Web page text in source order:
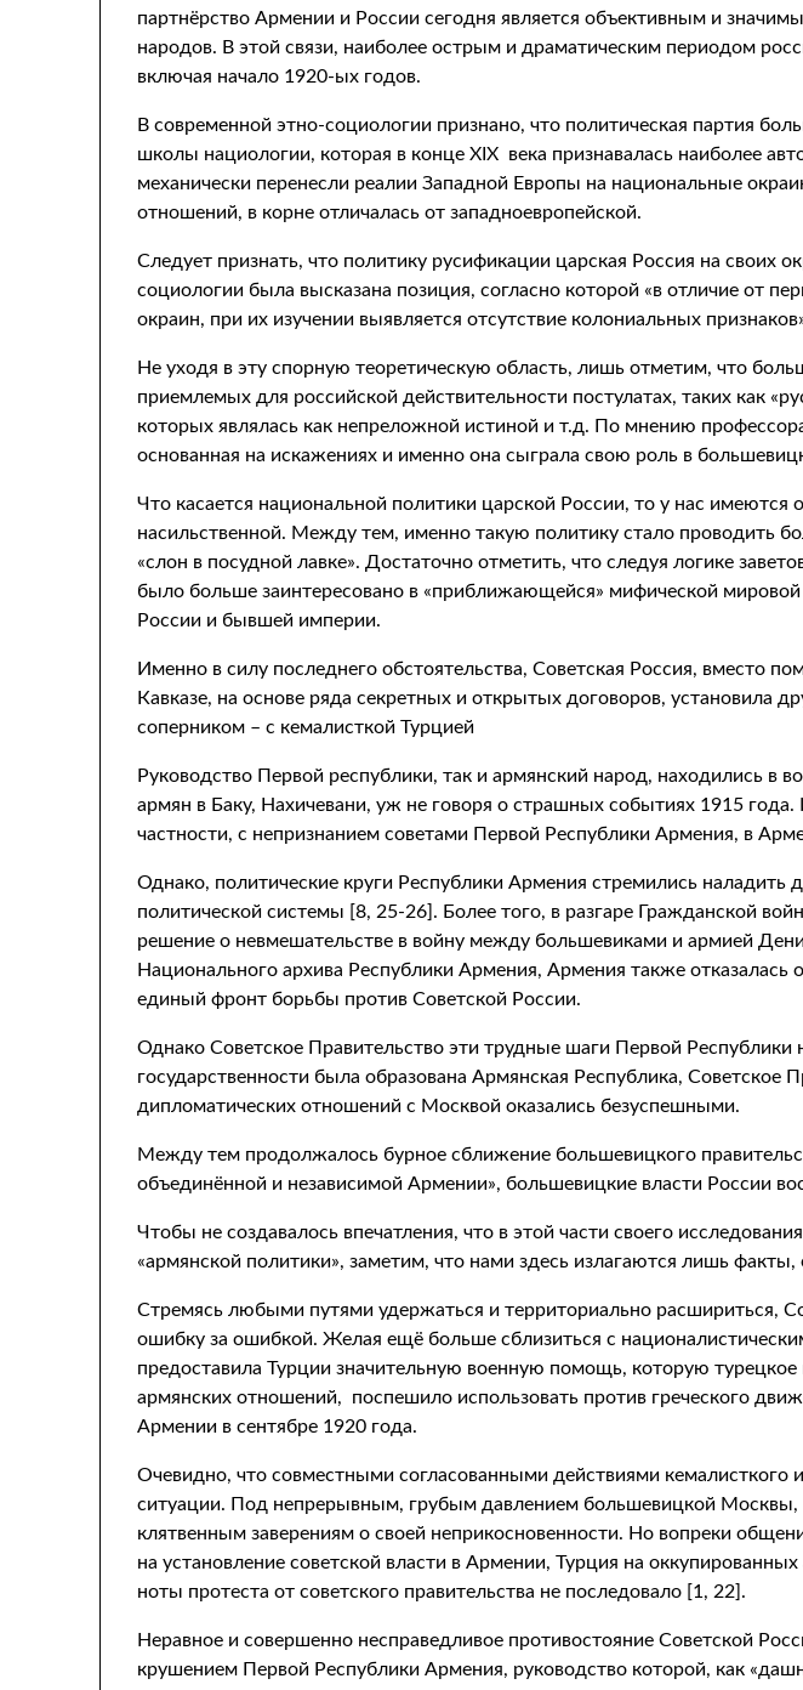
партнёрство Армении и России сегодня является объективным и
народов. В этой связи, наиболее острым и драматическим периодом
включая начало 1920-ых годов.
В современной этно-социологии признано, что политическая партия
школы нациологии, которая в конце XIX века признавалась наиболее
механически перенесли реалии Западной Европы на национальные
отношений, в корне отличалась от западноевропейской.
Следует признать, что политику русификации царская Россия на своих
социологии была высказана позиция, согласно которой «в отличие от
окраин, при их изучении выявляется отсутствие колониальных
Не уходя в эту спорную теоретическую область, лишь отметим, что
приемлемых для российской действительности постулатах, таких как
которых являлась как непреложной истиной и т.д. По мнению
основанная на искажениях и именно она сыграла свою роль в
Что касается национальной политики царской России, то у нас имеются
насильственной. Между тем, именно такую политику стало проводить
«слон в посудной лавке». Достаточно отметить, что следуя логике
было больше заинтересовано в «приближающейся» мифической
России и бывшей империи.
Именно в силу последнего обстоятельства, Советская Россия,
Кавказе, на основе ряда секретных и открытых договоров, установила
соперником – с кемалисткой Турцией
Руководство Первой республики, так и армянский народ, находились в
армян в Баку, Нахичевани, уж не говоря о страшных событиях 1915
частности, с непризнанием советами Первой Республики Армения, в
Однако, политические круги Республики Армения стремились наладить
политической системы [8, 25-26]. Более того, в разгаре Гражданской
решение о невмешательстве в войну между большевиками и армией
Национального архива Республики Армения, Армения также
единый фронт борьбы против Советской России.
Однако Советское Правительство эти трудные шаги Первой Республики
государственности была образована Армянская Республика,
дипломатических отношений с Москвой оказались безуспешными.
Между тем продолжалось бурное сближение большевицкого
объединённой и независимой Армении», большевицкие власти России
Чтобы не создавалось впечатления, что в этой части своего
«армянской политики», заметим, что нами здесь излагаются лишь
Стремясь любыми путями удержаться и территориально расшириться,
ошибку за ошибкой. Желая ещё больше сблизиться с
предоставила Турции значительную военную помощь, которую
армянских отношений, поспешило использовать против греческого
Армении в сентябре 1920 года.
Очевидно, что совместными согласованными действиями кемалисткого
ситуации. Под непрерывным, грубым давлением большевицкой Москвы,
клятвенным заверениям о своей неприкосновенности. Но вопреки
на установление советской власти в Армении, Турция на
ноты протеста от советского правительства не последовало [1, 22].
Неравное и совершенно несправедливое противостояние Советской
крушением Первой Республики Армения, руководство которой, как